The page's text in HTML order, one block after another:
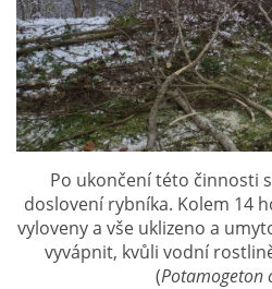
© 2026 eStránky.cz |Tisk|
Po ukončení této činnosti
doslovení rybníka. Kolem 14
vyloveny a vše uklizeno a
vyvápnit, kvůli vodní
(Potamogeton